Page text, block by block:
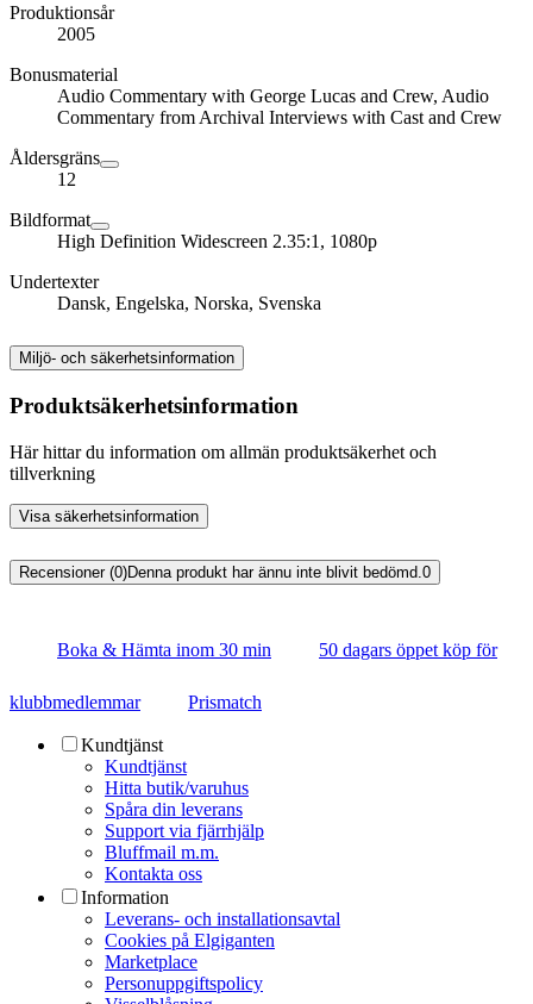
Produktionsår
2005
Bonusmaterial
Audio Commentary with George Lucas and Crew, Audio
Commentary from Archival Interviews with Cast and Crew
Åldersgräns
12
Bildformat
High Definition Widescreen 2.35:1, 1080p
Undertexter
Dansk, Engelska, Norska, Svenska
Miljö- och säkerhetsinformation
Produktsäkerhetsinformation
Här hittar du information om allmän produktsäkerhet och
tillverkning
Visa säkerhetsinformation
Recensioner (0)Denna produkt har ännu inte blivit bedömd.0
Boka & Hämta inom 30 min 50 dagars öppet köp för
klubbmedlemmar Prismatch
Kundtjänst
Kundtjänst
Hitta butik/varuhus
Spåra din leverans
Support via fjärrhjälp
Bluffmail m.m.
Kontakta oss
Information
Leverans- och installationsavtal
Cookies på Elgiganten
Marketplace
Personuppgiftspolicy